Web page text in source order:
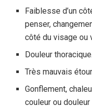
Faiblesse d’un
penser,
côté du visage ou
Douleur thoracique.
Très mauvais
Gonflement,
couleur ou